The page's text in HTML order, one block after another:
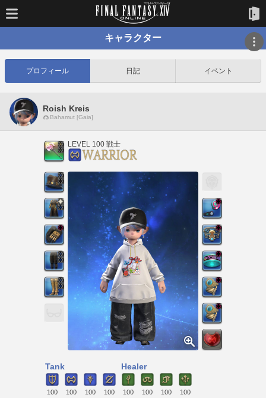
キャラクター
プロフィール 日記 イベント
Roish Kreis
Bahamut [Gaia]
LEVEL 100 戦士
Tank
100 100 100 100
Healer
100 100 100 100